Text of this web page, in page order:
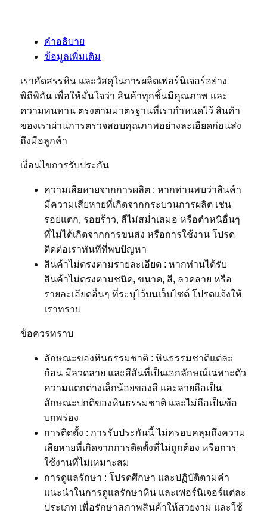
คำอธิบาย
ข้อมูลเพิ่มเติม
เราคัดสรรหิน และวัสดุในการผลิตเฟอร์นิเจอร์อย่าง
พิถีพิถัน เพื่อให้มั่นใจว่า สินค้าทุกชิ้นมีคุณภาพ และ
ความทนทาน ตรงตามมาตรฐานที่เรากำหนดไว้ สินค้า
ของเราผ่านการตรวจสอบคุณภาพอย่างละเอียดก่อนส่ง
ถึงมือลูกค้า
เงื่อนไขการรับประกัน
ความเสียหายจากการผลิต : หากท่านพบว่าสินค้า
มีความเสียหายที่เกิดจากกระบวนการผลิต เช่น
รอยแตก, รอยร้าว, สีไม่สม่ำเสมอ หรือตำหนิอื่นๆ
ที่ไม่ได้เกิดจากการขนส่ง หรือการใช้งาน โปรด
ติดต่อเราทันทีที่พบปัญหา
สินค้าไม่ตรงตามรายละเอียด : หากท่านได้รับ
สินค้าไม่ตรงตามชนิด, ขนาด, สี, ลวดลาย หรือ
รายละเอียดอื่นๆ ที่ระบุไว้บนเว็บไซต์ โปรดแจ้งให้
เราทราบ
ข้อควรทราบ
ลักษณะของหินธรรมชาติ : หินธรรมชาติแต่ละ
ก้อน มีลวดลาย และสีสันที่เป็นเอกลักษณ์เฉพาะตัว
ความแตกต่างเล็กน้อยของสี และลายถือเป็น
ลักษณะปกติของหินธรรมชาติ และไม่ถือเป็นข้อ
บกพร่อง
การติดตั้ง : การรับประกันนี้ ไม่ครอบคลุมถึงความ
เสียหายที่เกิดจากการติดตั้งที่ไม่ถูกต้อง หรือการ
ใช้งานที่ไม่เหมาะสม
การดูแลรักษา : โปรดศึกษา และปฏิบัติตามคำ
แนะนำในการดูแลรักษาหิน และเฟอร์นิเจอร์แต่ละ
ประเภท เพื่อรักษาสภาพสินค้าให้สวยงาม และใช้